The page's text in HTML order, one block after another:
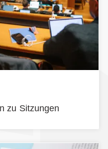
zu Sitzungen